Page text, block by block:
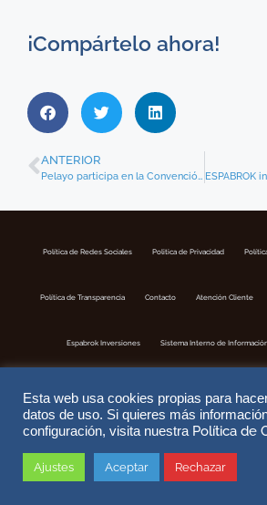
¡Compártelo ahora!
ANTERIOR
Pelayo participa en la Convención anual de Espabrok 2021
Política de Redes Sociales Politica de Privacidad
Política de Transparencia Contacto Atención Cliente
Espabrok Inversiones Sistema Interno de
Esta web usa cookies propias para
datos de uso. Si quieres más
configuración, visita nuestra Política de
Ajustes Aceptar Rechazar